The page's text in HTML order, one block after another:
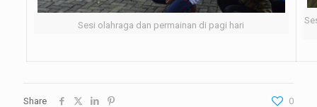
Sesi olahraga dan permainan di pagi hari
Share 0